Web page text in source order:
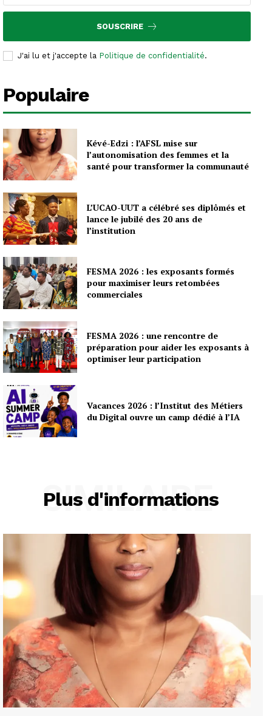
SOUSCRIRE
J'ai lu et j'accepte la Politique de confidentialité.
Populaire
Kévé-Edzi : l’AFSL mise sur
l’autonomisation des femmes et la
santé pour transformer la communauté
L’UCAO-UUT a célébré ses diplômés et
lance le jubilé des 20 ans de
l’institution
FESMA 2026 : les exposants formés
pour maximiser leurs retombées
commerciales
FESMA 2026 : une rencontre de
préparation pour aider les exposants à
optimiser leur participation
Vacances 2026 : l’Institut des Métiers
du Digital ouvre un camp dédié à l’IA
Plus d'informations
SIMILAIRE